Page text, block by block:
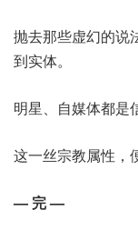
抛去那些虚幻的说
到实体。
明星、自媒体都是
这一丝宗教属性，
— 完 —